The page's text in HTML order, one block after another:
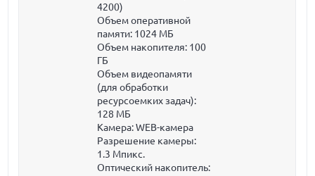
4200)
Объем оперативной
памяти: 1024 МБ
Объем накопителя: 100
ГБ
Объем видеопамяти
(для обработки
ресурсоемких задач):
128 МБ
Камера: WEB-камера
Разрешение камеры:
1.3 Мпикс.
Оптический накопитель: